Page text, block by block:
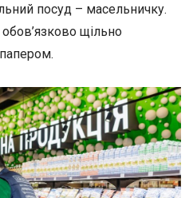
посуд – масельничку.
обов’язково щільно